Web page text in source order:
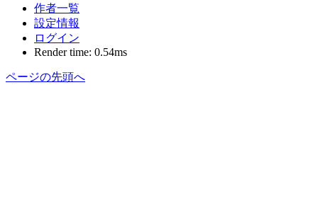
作者一覧
設定情報
ログイン
Render time: 0.54ms
ページの先頭へ